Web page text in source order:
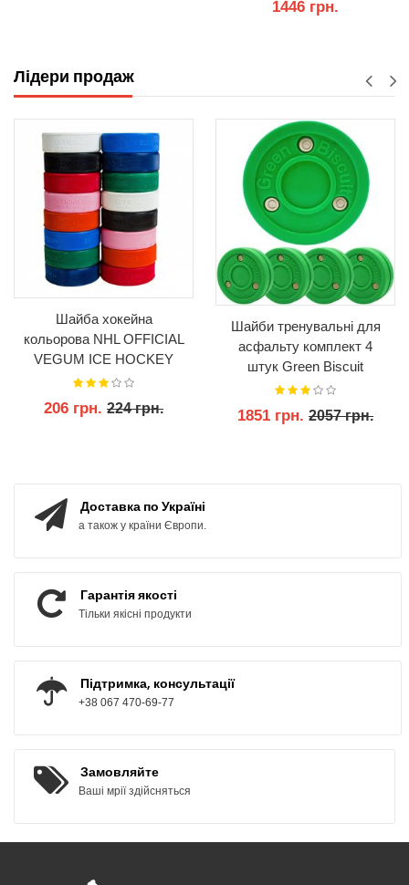
1446 грн.
Лідери продаж
Шайба хокейна
кольорова NHL OFFICIAL
VEGUM ICE HOCKEY
PUCK
206 грн. 224 грн.
Шайби тренувальні для
асфальту комплект 4
штук Green Biscuit
Original
1851 грн. 2057 грн.
Доставка по Україні
а також у країни Європи.
Гарантія якості
Тільки якісні продукти
Підтримка, консультації
+38 067 470-69-77
Замовляйте
Ваші мрії здійсняться